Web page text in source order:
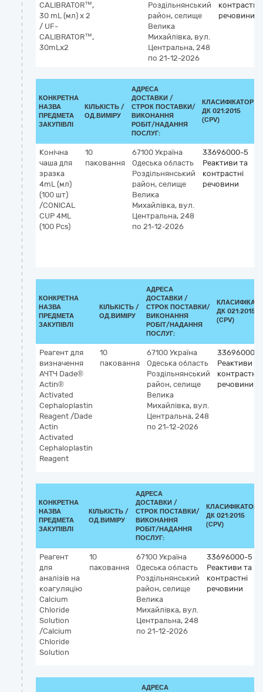
CALIBRATOR™,
30 mL (мл) x 2
/ UF-
CALIBRATOR™,
30mLx2
Роздільнянський
район, селище
Велика
Михайлівка, вул.
Центральна, 248
по 21-12-2026
контрастні
речовини
КОНКРЕТНА
НАЗВА
ПРЕДМЕТА
ЗАКУПІВЛІ
КІЛЬКІСТЬ /
ОД.ВИМІРУ
АДРЕСА
ДОСТАВКИ /
СТРОК ПОСТАВКИ/
ВИКОНАННЯ
РОБІТ/НАДАННЯ
ПОСЛУГ:
КЛАСИФІКАТОР
ДК 021:2015
(CPV)
Конічна
чаша для
зразка
4mL (мл)
(100 шт)
/CONICAL
CUP 4ML
(100 Pcs)
10
паковання
67100 Україна
Одеська область
Роздільнянський
район, селище
Велика
Михайлівка, вул.
Центральна, 248
по 21-12-2026
33696000-5
Реактиви та
контрастні
речовини
КОНКРЕТНА
НАЗВА
ПРЕДМЕТА
ЗАКУПІВЛІ
КІЛЬКІСТЬ /
ОД.ВИМІРУ
АДРЕСА
ДОСТАВКИ /
СТРОК ПОСТАВКИ/
ВИКОНАННЯ
РОБІТ/НАДАННЯ
ПОСЛУГ:
ДК 021:2015
(CPV)
Реагент для
визначення
АЧТЧ Dade®
Actin®
Activated
Cephaloplastin
Reagent /Dade
Actin
Activated
Cephaloplastin
Reagent
10
паковання
67100 Україна
Одеська область
Роздільнянський
район, селище
Велика
Михайлівка, вул.
Центральна, 248
по 21-12-2026
33696000-5
Реактиви та
контрастні
речовини
КОНКРЕТНА
НАЗВА
ПРЕДМЕТА
ЗАКУПІВЛІ
КІЛЬКІСТЬ /
ОД.ВИМІРУ
АДРЕСА
ДОСТАВКИ /
СТРОК ПОСТАВКИ/
ВИКОНАННЯ
РОБІТ/НАДАННЯ
ПОСЛУГ:
КЛАСИФІКАТОР
ДК 021:2015
(CPV)
Реагент
для
аналізів на
коагуляцію
Calcium
Chloride
Solution
/Calcium
Chloride
Solution
10
паковання
67100 Україна
Одеська область
Роздільнянський
район, селище
Велика
Михайлівка, вул.
Центральна, 248
по 21-12-2026
33696000-5
Реактиви та
контрастні
речовини
АДРЕСА